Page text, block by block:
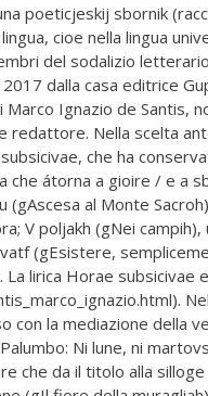
poeticjeskij sbornik
cioe nella lingua
del sodalizio letterario
dalla casa editrice
Ignazio de Santis,
redattore. Nella scelta
che ha
átorna a gioire / e a
al Monte
V poljakh (gNei
(gEsistere,
La lirica Horae
la mediazione della
Ni lune, ni
che da il titolo alla